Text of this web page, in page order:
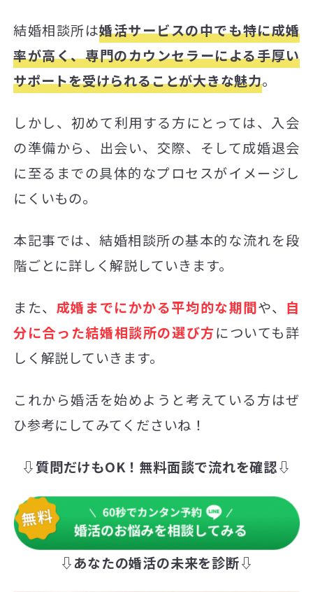
結婚相談所は婚活サービスの中でも特に成婚
率が高く、専門のカウンセラーによる手厚い
サポートを受けられることが大きな魅力。
しかし、初めて利用する方にとっては、入会
の準備から、出会い、交際、そして成婚退会
に至るまでの具体的なプロセスがイメージし
にくいもの。
本記事では、結婚相談所の基本的な流れを段
階ごとに詳しく解説していきます。
また、 成婚までにかかる平均的な期間や、 自
分に合った結婚相談所の選び方についても詳
しく解説していきます。
これから婚活を始めようと考えている方はぜ
ひ参考にしてみてくださいね！
⇩質問だけもOK！無料面談で流れを確認⇩
⇩あなたの婚活の未来を診断⇩